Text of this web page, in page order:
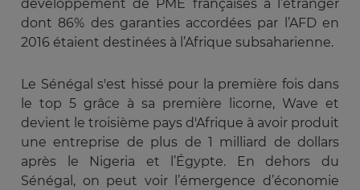
développement de PME françaises à l’étranger
dont 86% des garanties accordées par l’AFD en
2016 étaient destinées à l’Afrique subsaharienne.
Le Sénégal s'est hissé pour la première fois dans
le top 5 grâce à sa première licorne, Wave et
devient le troisième pays d'Afrique à avoir produit
une entreprise de plus de 1 milliard de dollars
après le Nigeria et l’Égypte. En dehors du
Sénégal, on peut voir l’émergence d’économie